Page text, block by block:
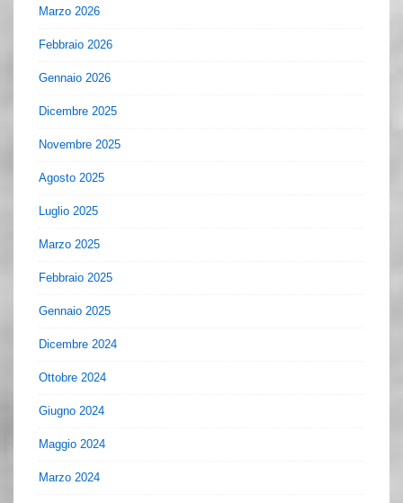
Marzo 2026
Febbraio 2026
Gennaio 2026
Dicembre 2025
Novembre 2025
Agosto 2025
Luglio 2025
Marzo 2025
Febbraio 2025
Gennaio 2025
Dicembre 2024
Ottobre 2024
Giugno 2024
Maggio 2024
Marzo 2024